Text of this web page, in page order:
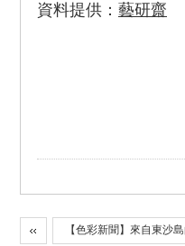
資料提供： 藝研齋
【色彩新聞】來自東沙